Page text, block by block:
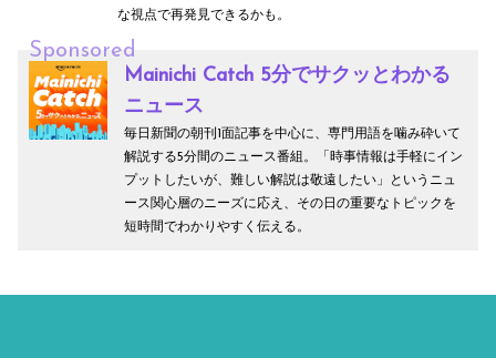
な視点で再発見できるかも。
Sponsored
Mainichi Catch 5分でサクッとわかる
ニュース
毎日新聞の朝刊1面記事を中心に、専門用語を噛み砕いて
解説する5分間のニュース番組。「時事情報は手軽にイン
プットしたいが、難しい解説は敬遠したい」というニュ
ース関心層のニーズに応え、その日の重要なトピックを
短時間でわかりやすく伝える。